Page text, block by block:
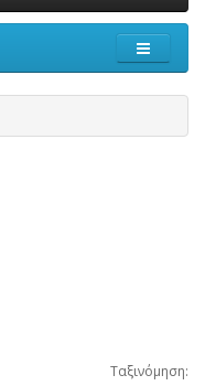
Ταξινόμηση: